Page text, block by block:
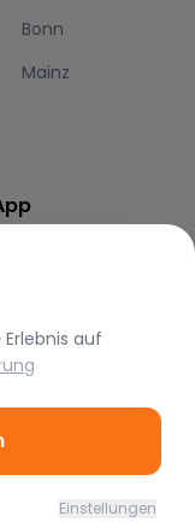
Bonn
Mainz
auf
Einstellungen